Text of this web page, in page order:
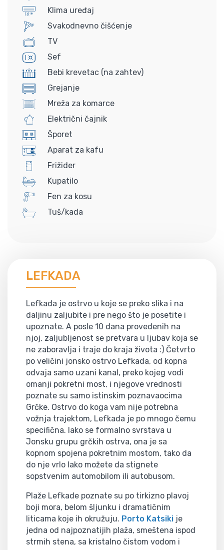
Klima uređaj
Svakodnevno čišćenje
TV
Sef
Bebi krevetac (na zahtev)
Grejanje
Mreža za komarce
Električni čajnik
Šporet
Aparat za kafu
Frižider
Kupatilo
Fen za kosu
Tuš/kada
LEFKADA
Lefkada je ostrvo u koje se preko slika i na
daljinu zaljubite i pre nego što je posetite i
upoznate. A posle 10 dana provedenih na
njoj, zaljubljenost se pretvara u ljubav koja se
ne zaboravlja i traje do kraja života :) Četvrto
po veličini jonsko ostrvo Lefkada, od kopna
odvaja samo uzani kanal, preko kojeg vodi
omanji pokretni most, i njegove vrednosti
poznate su samo istinskim poznavaocima
Grčke. Ostrvo do koga vam nije potrebna
vožnja trajektom, Lefkada je po mnogo čemu
specifična. Iako se formalno svrstava u
Jonsku grupu grčkih ostrva, ona je sa
kopnom spojena pokretnim mostom, tako da
do nje vrlo lako možete da stignete
sopstvenim automobilom ili autobusom.
Plaže Lefkade poznate su po tirkizno plavoj
boji mora, belom šljunku i dramatičnim
liticama koje ih okružuju. Porto Katsiki je
jedna od najpoznatijih plaža, smeštena ispod
strmih stena, sa kristalno čistom vodom i